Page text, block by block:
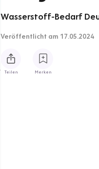
Wasserstoff-Bedarf
Veröffentlicht am 17.05.2024
Teilen Merken